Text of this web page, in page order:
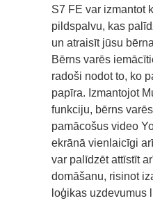
S7 FE var izmantot
pildspalvu, kas
un atraisīt jūsu
Bērns varēs
radoši nodot to, ko
papīra. Izmantojot
funkciju, bērns
pamācošus video
ekrānā vienlaicīgi
var palīdzēt attīstīt
domāšanu, risinot
loģikas uzdevumus